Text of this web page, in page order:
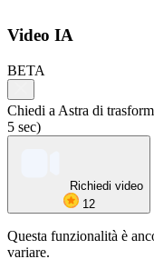
Video IA
BETA
Chiedi a Astra di
5 sec)
Richiedi video
12
Questa funzionalità è
variare.